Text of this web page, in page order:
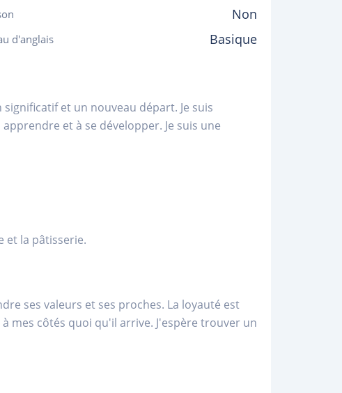
Non
d'anglais Basique
et un nouveau départ. Je suis
et à se développer. Je suis une
et la pâtisserie.
ses valeurs et ses proches. La loyauté est
mes côtés quoi qu'il arrive. J'espère trouver un